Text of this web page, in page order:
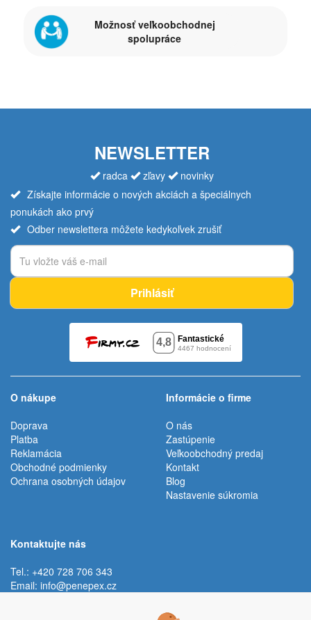
Možnosť veľkoobchodnej
spolupráce
NEWSLETTER
radca zľavy
novinky
Získajte informácie o nových akciách a špeciálnych
ponukách ako prvý
Odber newslettera môžete kedykoľvek zrušiť
Prihlásiť
O nákupe
Doprava
Platba
Reklamácia
Obchodné podmienky
Ochrana osobných údajov
Informácie o firme
O nás
Zastúpenie
Veľkoobchodný predaj
Kontakt
Blog
Nastavenie súkromia
Kontaktujte nás
Tel.: +420 728 706 343
Email: info@penepex.cz
Trávník 2076, 686 03 Staré Město